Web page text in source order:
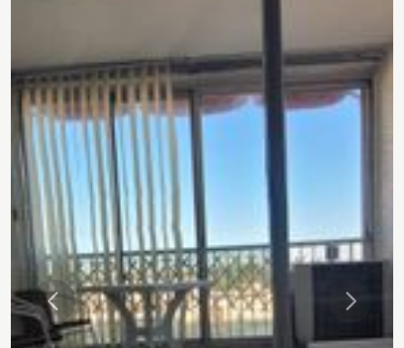
Précédente